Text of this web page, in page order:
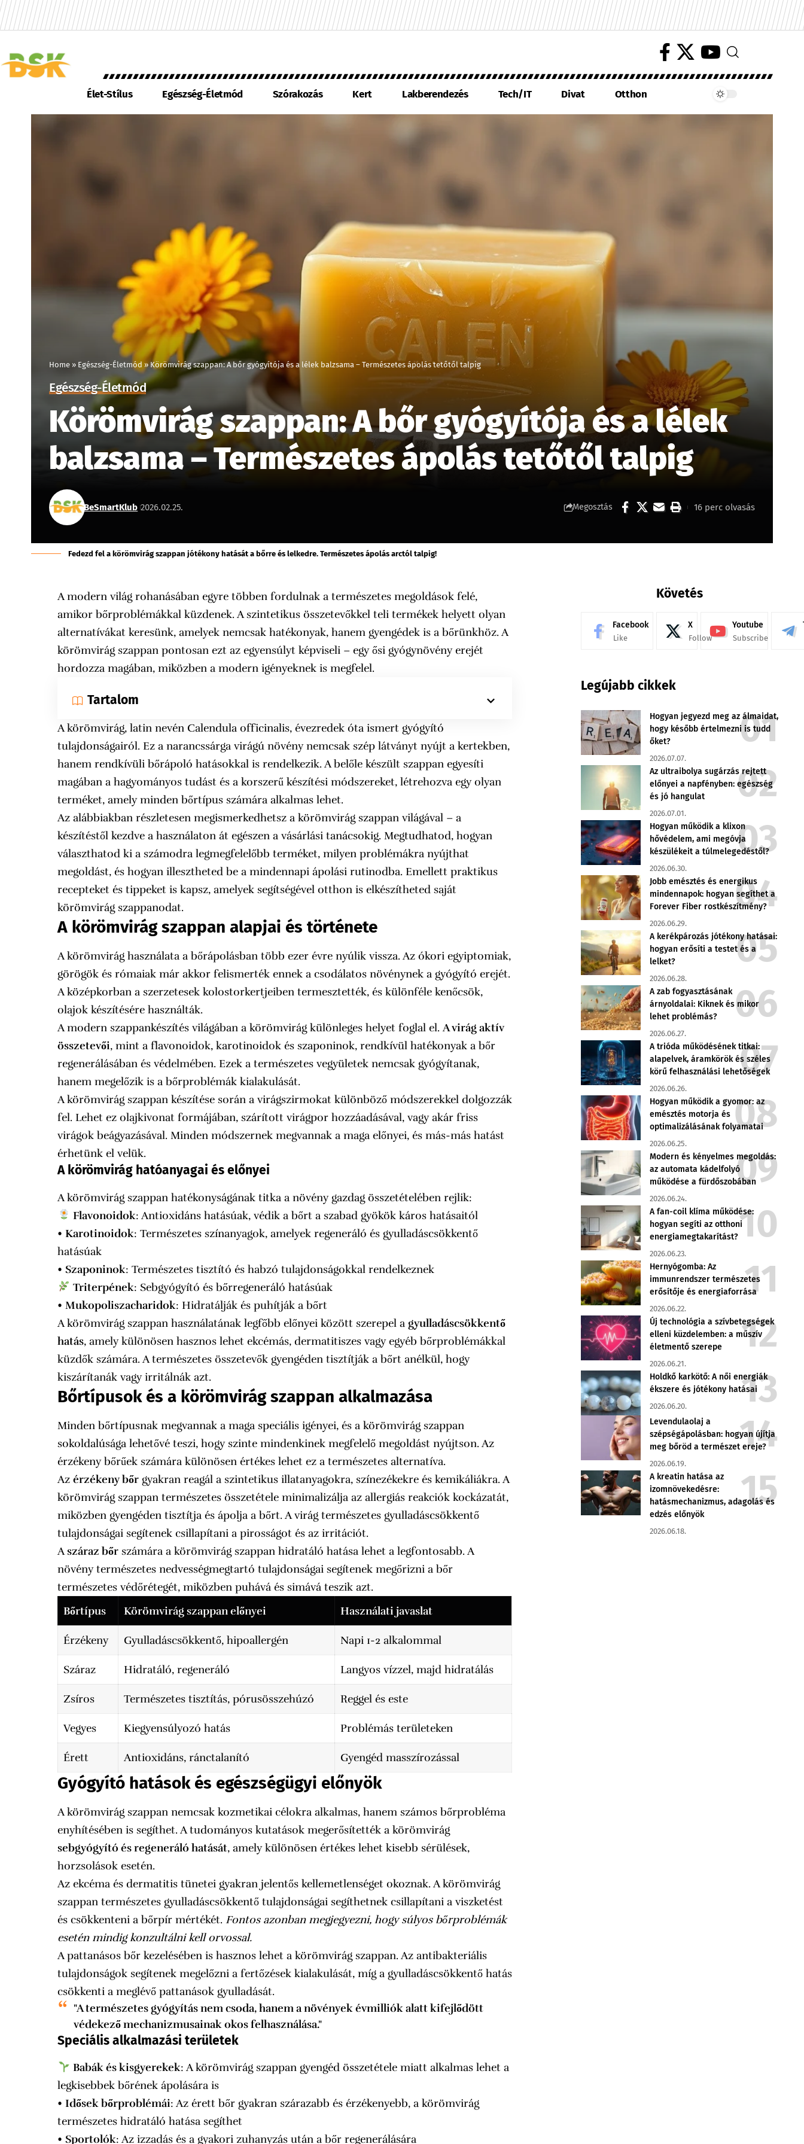
Élet-Stílus Egészség-Életmód Szórakozás Kert Lakberendezés Tech/IT Divat Otthon
Home » Egészség-Életmód »Körömvirág szappan: A bőr gyógyítója és a lélek balzsama – Természetes ápolás tetőtől talpig
Egészség-Életmód
Körömvirág szappan: A bőr gyógyítója és a lélek
balzsama – Természetes ápolás tetőtől talpig
BeSmartKlub 2026.02.25. Megosztás 16 perc olvasás
Fedezd fel a körömvirág szappan jótékony hatását a bőrre és lelkedre. Természetes ápolás arctól talpig!
A modern világ rohanásában egyre többen fordulnak a természetes megoldások felé,
amikor bőrproblémákkal küzdenek. A szintetikus összetevőkkel teli termékek helyett olyan
alternatívákat keresünk, amelyek nemcsak hatékonyak, hanem gyengédek is a bőrünkhöz. A
körömvirág szappan pontosan ezt az egyensúlyt képviseli – egy ősi gyógynövény erejét
hordozza magában, miközben a modern igényeknek is megfelel.
Tartalom
A körömvirág, latin nevén Calendula officinalis, évezredek óta ismert gyógyító
tulajdonságairól. Ez a narancssárga virágú növény nemcsak szép látványt nyújt a kertekben,
hanem rendkívüli bőrápoló hatásokkal is rendelkezik. A belőle készült szappan egyesíti
magában a hagyományos tudást és a korszerű készítési módszereket, létrehozva egy olyan
terméket, amely minden bőrtípus számára alkalmas lehet.
Az alábbiakban részletesen megismerkedhetsz a körömvirág szappan világával – a
készítéstől kezdve a használaton át egészen a vásárlási tanácsokig. Megtudhatod, hogyan
választhatod ki a számodra legmegfelelőbb terméket, milyen problémákra nyújthat
megoldást, és hogyan illesztheted be a mindennapi ápolási rutinodba. Emellett praktikus
recepteket és tippeket is kapsz, amelyek segítségével otthon is elkészítheted saját
körömvirág szappanodat.
A körömvirág szappan alapjai és története
A körömvirág használata a bőrápolásban több ezer évre nyúlik vissza. Az ókori egyiptomiak,
görögök és rómaiak már akkor felismerték ennek a csodálatos növénynek a gyógyító erejét.
A középkorban a szerzetesek kolostorkertjeiben termesztették, és különféle kenőcsök,
olajok készítésére használták.
A modern szappankészítés világában a körömvirág különleges helyet foglal el.A virág aktív
összetevői, mint a flavonoidok, karotinoidok és szaponinok, rendkívül hatékonyak a bőr
regenerálásában és védelmében. Ezek a természetes vegyületek nemcsak gyógyítanak,
hanem megelőzik is a bőrproblémák kialakulását.
A körömvirág szappan készítése során a virágszirmokat különböző módszerekkel dolgozzák
fel. Lehet ez olajkivonat formájában, szárított virágpor hozzáadásával, vagy akár friss
virágok beágyazásával. Minden módszernek megvannak a maga előnyei, és más-más hatást
érhetünk el velük.
A körömvirág hatóanyagai és előnyei
A körömvirág szappan hatékonyságának titka a növény gazdag összetételében rejlik:
Flavonoidok: Antioxidáns hatásúak, védik a bőrt a szabad gyökök káros hatásaitól
•Karotinoidok: Természetes színanyagok, amelyek regeneráló és gyulladáscsökkentő
hatásúak
•Szaponinok: Természetes tisztító és habzó tulajdonságokkal rendelkeznek
Triterpének: Sebgyógyító és bőrregeneráló hatásúak
•Mukopoliszacharidok: Hidratálják és puhítják a bőrt
A körömvirág szappan használatának legfőbb előnyei között szerepel agyulladáscsökkentő
hatás, amely különösen hasznos lehet ekcémás, dermatitiszes vagy egyéb bőrproblémákkal
küzdők számára. A természetes összetevők gyengéden tisztítják a bőrt anélkül, hogy
kiszárítanák vagy irritálnák azt.
Bőrtípusok és a körömvirág szappan alkalmazása
Minden bőrtípusnak megvannak a maga speciális igényei, és a körömvirág szappan
sokoldalúsága lehetővé teszi, hogy szinte mindenkinek megfelelő megoldást nyújtson. Az
érzékeny bőrűek számára különösen értékes lehet ez a természetes alternatíva.
Azérzékeny bőr gyakran reagál a szintetikus illatanyagokra, színezékekre és kemikáliákra. A
körömvirág szappan természetes összetétele minimalizálja az allergiás reakciók kockázatát,
miközben gyengéden tisztítja és ápolja a bőrt. A virág természetes gyulladáscsökkentő
tulajdonságai segítenek csillapítani a pirosságot és az irritációt.
Aszáraz bőr számára a körömvirág szappan hidratáló hatása lehet a legfontosabb. A
növény természetes nedvességmegtartó tulajdonságai segítenek megőrizni a bőr
természetes védőrétegét, miközben puhává és simává teszik azt.
Bőrtípus
Körömvirág szappan előnyei Használati javaslat
Érzékeny Gyulladáscsökkentő, hipoallergén Napi 1-2 alkalommal
Száraz Hidratáló, regeneráló Langyos vízzel, majd hidratálás
Zsíros Természetes tisztítás, pórusösszehúzó Reggel és este
Vegyes Kiegyensúlyozó hatás Problémás területeken
Érett Antioxidáns, ránctalanító Gyengéd masszírozással
Gyógyító hatások és egészségügyi előnyök
A körömvirág szappan nemcsak kozmetikai célokra alkalmas, hanem számos bőrprobléma
enyhítésében is segíthet. A tudományos kutatások megerősítették a körömvirág
sebgyógyító és regeneráló hatását, amely különösen értékes lehet kisebb sérülések,
horzsolások esetén.
Az ekcéma és dermatitis tünetei gyakran jelentős kellemetlenséget okoznak. A körömvirág
szappan természetes gyulladáscsökkentő tulajdonságai segíthetnek csillapítani a viszketést
és csökkenteni a bőrpír mértékét.Fontos azonban megjegyezni, hogy súlyos bőrproblémák
esetén mindig konzultálni kell orvossal.
A pattanásos bőr kezelésében is hasznos lehet a körömvirág szappan. Az antibakteriális
tulajdonságok segítenek megelőzni a fertőzések kialakulását, míg a gyulladáscsökkentő hatás
csökkenti a meglévő pattanások gyulladását.
"A természetes gyógyítás nem csoda, hanem a növények évmilliók alatt kifejlődött
védekező mechanizmusainak okos felhasználása."
Speciális alkalmazási területek
Babák és kisgyerekek: A körömvirág szappan gyengéd összetétele miatt alkalmas lehet a
legkisebbek bőrének ápolására is
•Idősek bőrproblémái: Az érett bőr gyakran szárazabb és érzékenyebb, a körömvirág
természetes hidratáló hatása segíthet
•Sportolók: Az izzadás és a gyakori zuhanyzás után a bőr regenerálására
Követés
Facebook
Like
X
Follow
Youtube
Subscribe
Legújabb cikkek
Hogyan jegyezd meg az álmaidat,
hogy később értelmezni is tudd
őket?
2026.07.07.
Az ultraibolya sugárzás rejtett
előnyei a napfényben: egészség
és jó hangulat
2026.07.01.
Hogyan működik a klixon
hővédelem, ami megóvja
készülékeit a túlmelegedéstől?
2026.06.30.
Jobb emésztés és energikus
mindennapok: hogyan segíthet a
Forever Fiber rostkészítmény?
2026.06.29.
A kerékpározás jótékony hatásai:
hogyan erősíti a testet és a
lelket?
2026.06.28.
A zab fogyasztásának
árnyoldalai: Kiknek és mikor
lehet problémás?
2026.06.27.
A trióda működésének titkai:
alapelvek, áramkörök és széles
körű felhasználási lehetőségek
2026.06.26.
Hogyan működik a gyomor: az
emésztés motorja és
optimalizálásának folyamatai
2026.06.25.
Modern és kényelmes megoldás:
az automata kádelfolyó
működése a fürdőszobában
2026.06.24.
A fan-coil klíma működése:
hogyan segíti az otthoni
energiamegtakarítást?
2026.06.23.
Hernyógomba: Az
immunrendszer természetes
erősítője és energiaforrása
2026.06.22.
Új technológia a szívbetegségek
elleni küzdelemben: a műszív
életmentő szerepe
2026.06.21.
Holdkő karkötő: A női energiák
ékszere és jótékony hatásai
2026.06.20.
Levendulaolaj a
szépségápolásban: hogyan újítja
meg bőröd a természet ereje?
2026.06.19.
A kreatin hatása az
izomnövekedésre:
hatásmechanizmus, adagolás és
edzés előnyök
2026.06.18.